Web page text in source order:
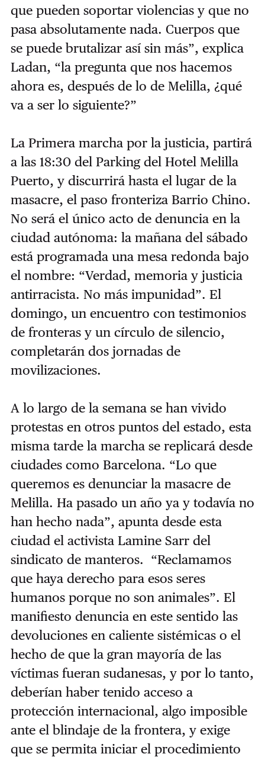
que pueden soportar violencias y que no
pasa absolutamente nada. Cuerpos que
se puede brutalizar así sin más”, explica
Ladan, “la pregunta que nos hacemos
ahora es, después de lo de Melilla, ¿qué
va a ser lo siguiente?”
La Primera marcha por la justicia, partirá
a las 18:30 del Parking del Hotel Melilla
Puerto, y discurrirá hasta el lugar de la
masacre, el paso fronteriza Barrio Chino.
No será el único acto de denuncia en la
ciudad autónoma: la mañana del sábado
está programada una mesa redonda bajo
el nombre: “Verdad, memoria y justicia
antirracista. No más impunidad”. El
domingo, un encuentro con testimonios
de fronteras y un círculo de silencio,
completarán dos jornadas de
movilizaciones.
A lo largo de la semana se han vivido
protestas en otros puntos del estado, esta
misma tarde la marcha se replicará desde
ciudades como Barcelona. “Lo que
queremos es denunciar la masacre de
Melilla. Ha pasado un año ya y todavía no
han hecho nada”, apunta desde esta
ciudad el activista Lamine Sarr del
sindicato de manteros. “Reclamamos
que haya derecho para esos seres
humanos porque no son animales”. El
manifiesto denuncia en este sentido las
devoluciones en caliente sistémicas o el
hecho de que la gran mayoría de las
víctimas fueran sudanesas, y por lo tanto,
deberían haber tenido acceso a
protección internacional, algo imposible
ante el blindaje de la frontera, y exige
que se permita iniciar el procedimiento